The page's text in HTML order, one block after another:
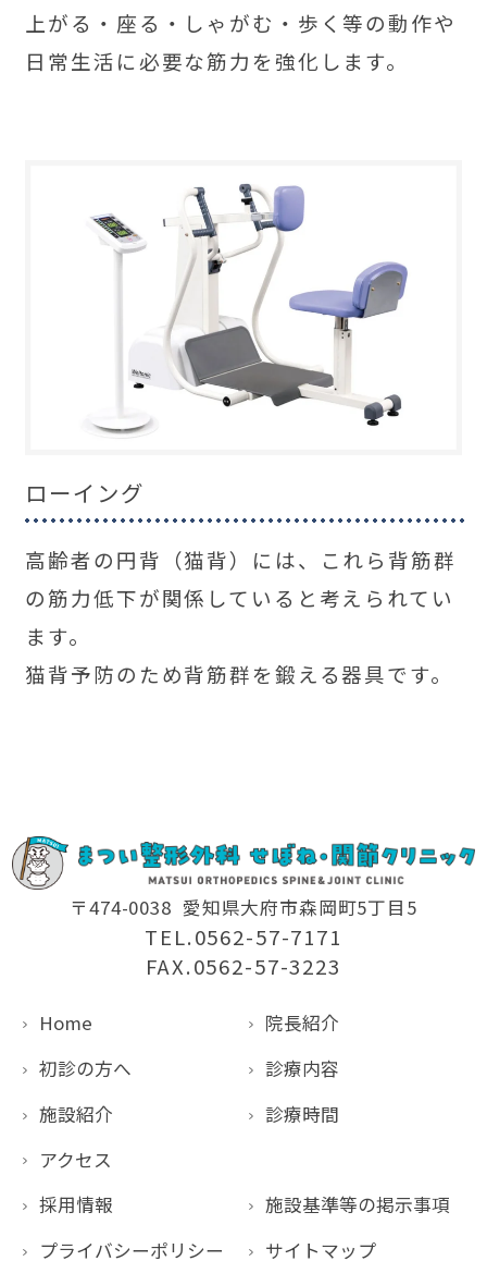
上がる・座る・しゃがむ・歩く等の動作や
日常生活に必要な筋力を強化します。
ローイング
高齢者の円背（猫背）には、これら背筋群
の筋力低下が関係していると考えられてい
ます。
猫背予防のため背筋群を鍛える器具です。
〒474-0038 愛知県大府市森岡町5丁目5
TEL.0562-57-7171
FAX.0562-57-3223
Home
院長紹介
初診の方へ
診療内容
施設紹介
診療時間
アクセス
採用情報
施設基準等の掲示事項
プライバシーポリシー
サイトマップ